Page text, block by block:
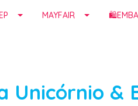
MAYFAIR
Unicórnio &